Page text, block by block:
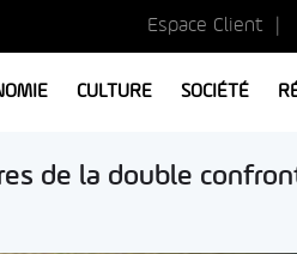
Espace Client
CULTURE SOCIÉTÉ
de la double